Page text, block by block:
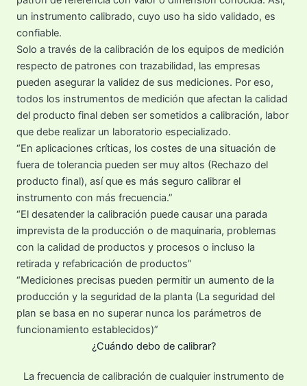
un instrumento calibrado, cuyo uso ha sido validado, es
confiable.
Solo a través de la calibración de los equipos de medición
respecto de patrones con trazabilidad, las empresas
pueden asegurar la validez de sus mediciones. Por eso,
todos los instrumentos de medición que afectan la calidad
del producto final deben ser sometidos a calibración, labor
que debe realizar un laboratorio especializado.
“En aplicaciones críticas, los costes de una situación de
fuera de tolerancia pueden ser muy altos (Rechazo del
producto final), así que es más seguro calibrar el
instrumento con más frecuencia.”
“El desatender la calibración puede causar una parada
imprevista de la producción o de maquinaria, problemas
con la calidad de productos y procesos o incluso la
retirada y refabricación de productos”
“Mediciones precisas pueden permitir un aumento de la
producción y la seguridad de la planta (La seguridad del
plan se basa en no superar nunca los parámetros de
funcionamiento establecidos)”
¿Cuándo debo de calibrar?
La frecuencia de calibración de cualquier instrumento de